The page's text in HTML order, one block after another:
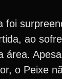
foi
ao
área.
o Peixe